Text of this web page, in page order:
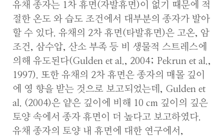
유채 종자는 1차 휴면(자발휴면)이 없기 때문에 적
절한 온도 와 습도 조건에서 대부분의 종자가 발아
할 수 있다. 유채의 2차 휴면(타발휴면)은 고온, 암
조건, 삼수압, 산소 부족 등 비 생물적 스트레스에
의해 유도된다(Gulden et al., 2004; Pekrun et al.,
1997). 또한 유채의 2차 휴면은 종자의 매몰 깊이
에 영 향을 받는 것으로 보고되었는데, Gulden et
al. (2004)은 얕은 깊이에 비해 10 cm 깊이의 깊은
토양 속에서 종자 휴면이 더 높다고 보고하였다.
유채 종자의 토양 내 휴면에 대한 연구에서,